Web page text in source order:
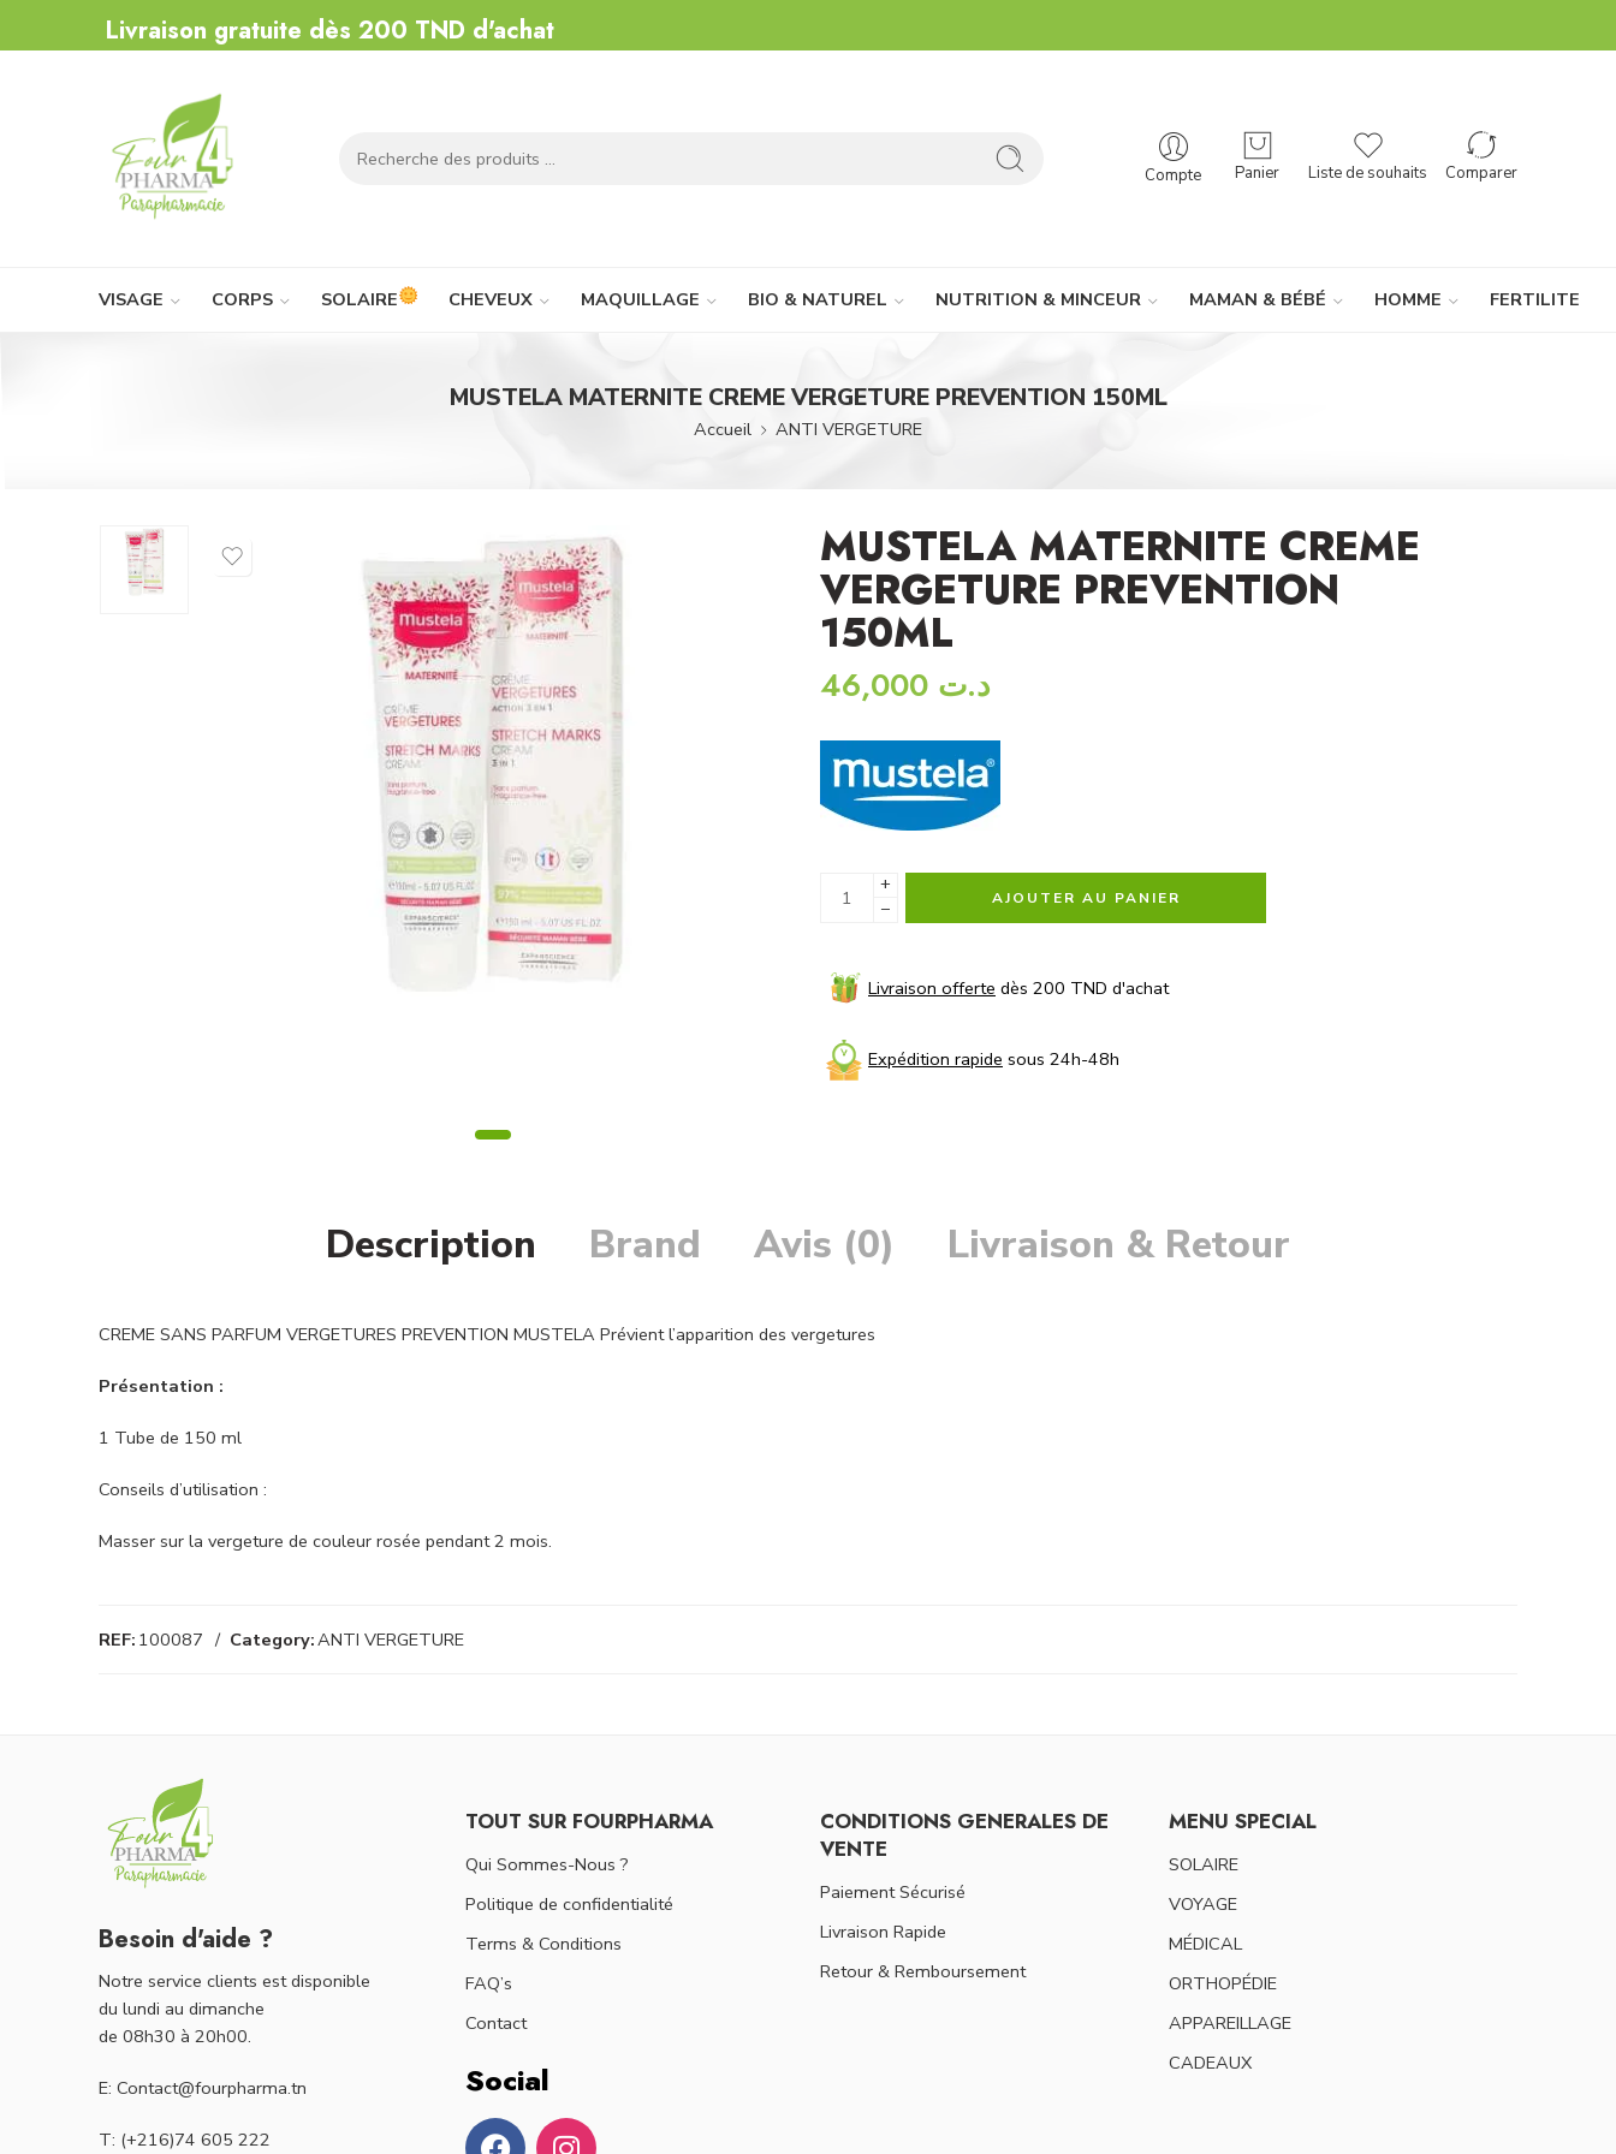
Livraison gratuite dès 200 TND d'achat
Compte Panier Liste de souhaits Comparer
VISAGE CORPS SOLAIRE CHEVEUX MAQUILLAGE BIO & NATUREL NUTRITION & MINCEUR MAMAN & BÉBÉ HOMME FERTILITE
MUSTELA MATERNITE CREME VERGETURE PREVENTION 150ML
Accueil ANTI VERGETURE
MUSTELA MATERNITE CREME
VERGETURE PREVENTION
150ML
د.ت
+
−
AJOUTER AU PANIER
Livraison offerte dès 200 TND d'achat
Expédition rapide sous 24h-48h
Description Brand Avis (0) Livraison & Retour
CREME SANS PARFUM VERGETURES PREVENTION MUSTELA Prévient l’apparition des vergetures
Présentation :
1 Tube de 150 ml
Conseils d’utilisation :
Masser sur la vergeture de couleur rosée pendant 2 mois.
REF: 100087 Category:ANTI VERGETURE
Besoin d'aide ?
Notre service clients est disponible
du lundi au dimanche
de 08h30 à 20h00.
E: Contact@fourpharma.tn
T: (+216)74 605 222
TOUT SUR FOURPHARMA
Qui Sommes-Nous ?
Politique de confidentialité
Terms & Conditions
FAQ’s
Contact
Social
CONDITIONS GENERALES DE
VENTE
Paiement Sécurisé
Livraison Rapide
Retour & Remboursement
MENU SPECIAL
SOLAIRE
VOYAGE
MÉDICAL
ORTHOPÉDIE
APPAREILLAGE
CADEAUX